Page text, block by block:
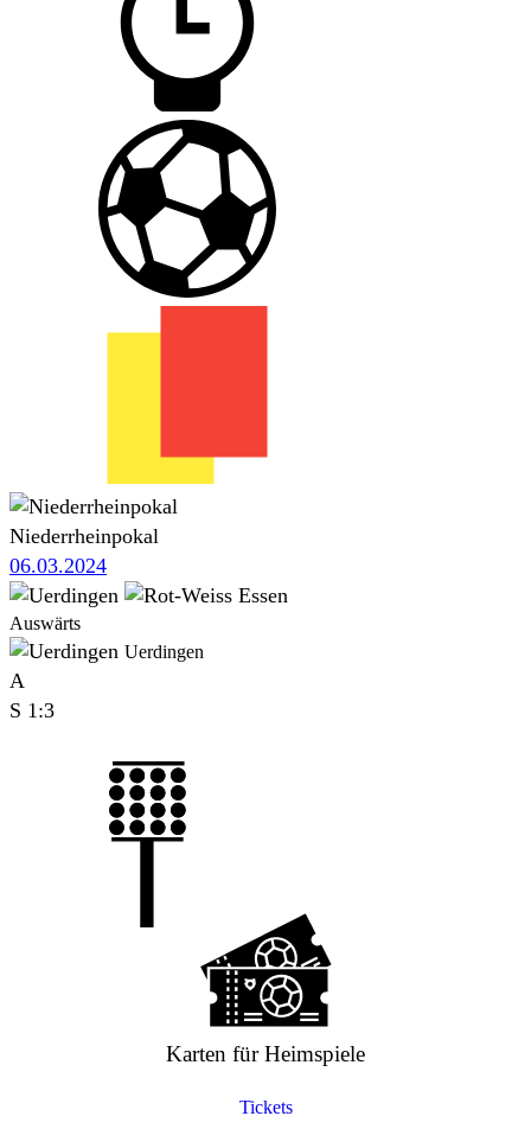
Niederrheinpokal
06.03.2024
Auswärts
Uerdingen
A
S 1:3
Karten für Heimspiele
Tickets